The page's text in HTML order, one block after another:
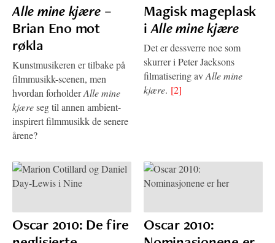
Alle mine kjære –
Brian Eno mot
røkla
Kunstmusikeren er tilbake på
filmmusikk-scenen, men
hvordan forholderAlle mine
kjæreseg til annen ambient-
inspirert filmmusikk de senere
årene?
Magisk mageplask
iAlle mine kjære
Det er dessverre noe som
skurrer i Peter Jacksons
filmatisering avAlle mine
kjære. [2]
Oscar 2010: De fire
Oscar 2010: